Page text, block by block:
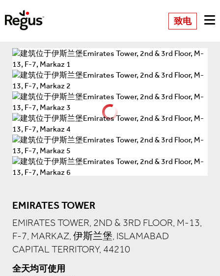
致电
EMIRATES TOWER
EMIRATES TOWER, 2ND & 3RD FLOOR, M-13,
F-7, MARKAZ, 伊斯兰堡, ISLAMABAD
CAPITAL TERRITORY, 44210
全天均可使用